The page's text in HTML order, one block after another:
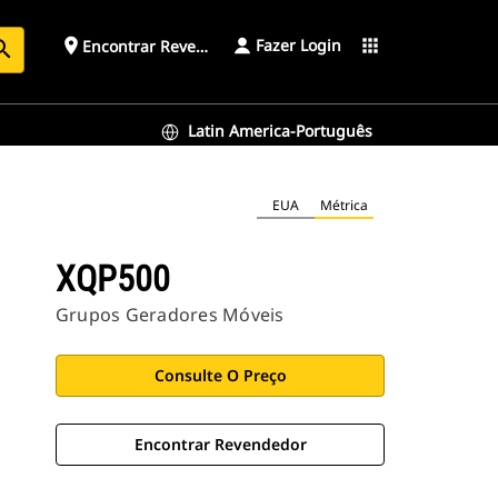
place Encontrar Revendedor Fazer Login apps
Latin America-Português
EUA Métrica
XQP500
Grupos Geradores Móveis
Consulte O Preço
Encontrar Revendedor